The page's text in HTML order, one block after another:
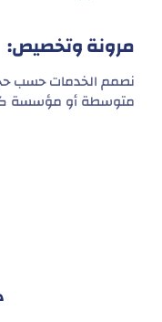
مرونة وتخصيص:
نصمم الخدمات حسب
متوسطة أو مؤسسة